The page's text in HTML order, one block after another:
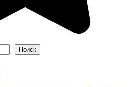
Поиск